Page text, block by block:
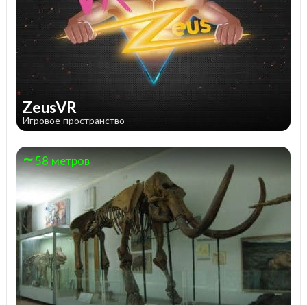
ZeusVR
Игровое пространство
58 метров